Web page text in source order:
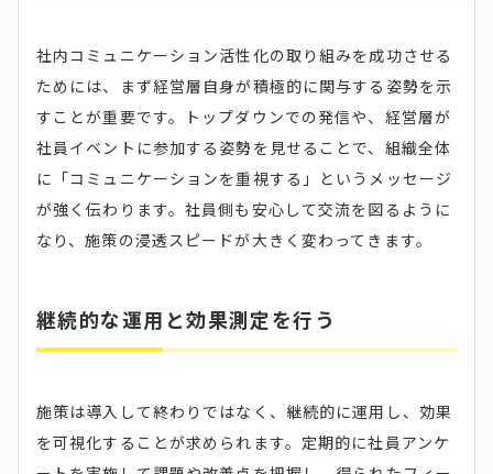
社内コミュニケーション活性化の取り組みを成功させる
ためには、まず経営層自身が積極的に関与する姿勢を示
すことが重要です。トップダウンでの発信や、経営層が
社員イベントに参加する姿勢を見せることで、組織全体
に「コミュニケーションを重視する」というメッセージ
が強く伝わります。社員側も安心して交流を図るように
なり、施策の浸透スピードが大きく変わってきます。
継続的な運用と効果測定を行う
施策は導入して終わりではなく、継続的に運用し、効果
を可視化することが求められます。定期的に社員アンケ